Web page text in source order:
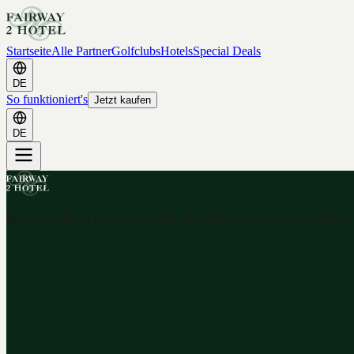
StartseiteAlle PartnerGolfclubsHotelsSpecial Deals
DE
So funktioniert's Jetzt kaufen
DE